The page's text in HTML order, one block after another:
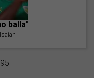
balla"